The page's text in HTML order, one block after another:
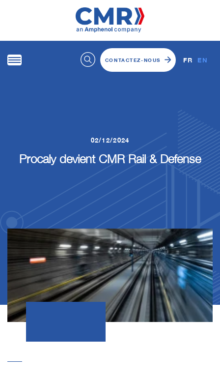
CONTACTEZ-NOUS FR EN
02/12/2024
Procaly devient CMR Rail & Defense